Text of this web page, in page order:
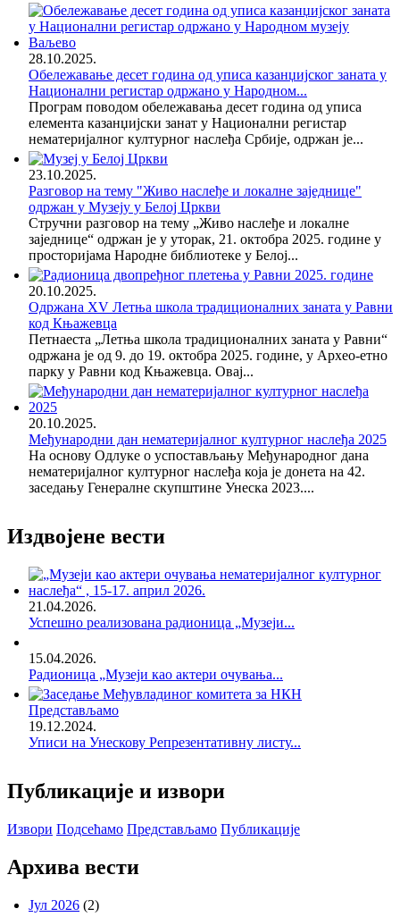
28.10.2025.
Обележавање десет година од уписа казанџијског заната у
Национални регистар одржано у Народном...
Програм поводом обележавања десет година од уписа
елемента казанџијски занат у Национални регистар
нематеријалног културног наслеђа Србије, одржан је...
23.10.2025.
Разговор на тему "Живо наслеђе и локалне заједнице"
одржан у Музеју у Белој Цркви
Стручни разговор на тему „Живо наслеђе и локалне
заједнице“ одржан је у уторак, 21. октобра 2025. године у
просторијама Народне библиотеке у Белој...
20.10.2025.
Одржана XV Летња школа традиционалних заната у Равни
код Књажевца
Петнаеста „Летња школа традиционалних заната у Равни“
одржана је од 9. до 19. октобра 2025. године, у Архео-етно
парку у Равни код Књажевца. Овај...
20.10.2025.
Међународни дан нематеријалног културног наслеђа 2025
На основу Одлуке о успостављању Међународног дана
нематеријалног културног наслеђа која је донета на 42.
заседању Генералне скупштине Унеска 2023....
Издвојене вести
21.04.2026.
Успешно реализована радионица „Музеји...
15.04.2026.
Радионица „Музеји као актери очувања...
Представљамо
19.12.2024.
Уписи на Унескову Репрезентативну листу...
Публикације и извори
Извори Подсећамо Представљамо Публикације
Архива вести
Јул 2026 (2)